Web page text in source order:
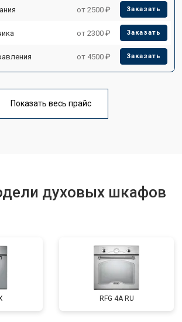
от 2500 ₽ Заказать
от 2300 ₽ Заказать
от 4500 ₽ Заказать
Показать весь прайс
духовых шкафов
RFG 4A RU